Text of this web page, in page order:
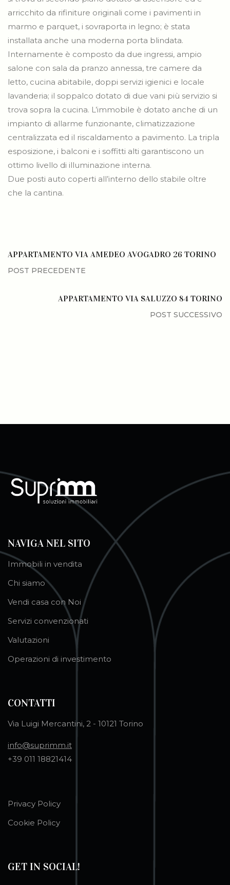
arricchito da rifiniture originali come i pavimenti in
marmo e parquet, i sovraporta in legno; è stata
installata anche una moderna porta blindata.
Internamente è composto da due ingressi, ampio
salone con sala da pranzo annessa, tre camere da
letto, cucina abitabile, doppi servizi igienici e locale
lavanderia; il soppalco dotato di due vani più servizio si
trova sopra la cucina. L’immobile è dotato anche di un
impianto di allarme funzionante, climatizzazione
centralizzata ed il riscaldamento a pavimento. La tripla
esposizione, i balconi e i soffitti alti garantiscono un
ottimo livello di illuminazione interna.
Due posti auto coperti all’interno dello stabile oltre
che la cantina.
APPARTAMENTO VIA AMEDEO AVOGADRO 26 TORINO
APPARTAMENTO VIA SALUZZO 84 TORINO
NAVIGA NEL SITO
Immobili in vendita
Chi siamo
Vendi casa con Noi
Servizi convenzionati
Valutazioni
Operazioni di investimento
CONTATTI
Via Luigi Mercantini, 2 - 10121 Torino
info@suprimm.it
+39 011 18821414
Privacy Policy
Cookie Policy
GET IN SOCIAL!